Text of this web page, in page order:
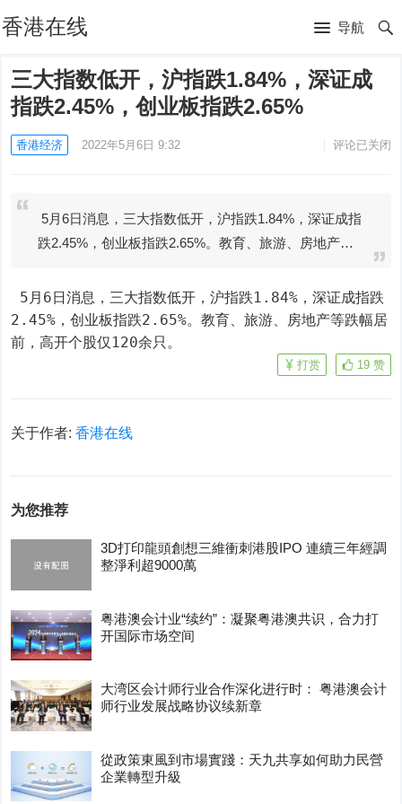
香港在线 导航
三大指数低开，沪指跌1.84%，深证成
指跌2.45%，创业板指跌2.65%
香港经济 2022年5月6日 9:32 评论已关闭
5月6日消息，三大指数低开，沪指跌1.84%，深证成指
跌2.45%，创业板指跌2.65%。教育、旅游、房地产…
5月6日消息，三大指数低开，沪指跌1.84%，深证成指跌
2.45%，创业板指跌2.65%。教育、旅游、房地产等跌幅居
前，高开个股仅120余只。
19 赞
打赏
关于作者:香港在线
为您推荐
3D打印龍頭創想三維衝刺港股IPO 連續三年經調
整淨利超9000萬
粤港澳会计业“续约”：凝聚粤港澳共识，合力打
开国际市场空间
大湾区会计师行业合作深化进行时： 粤港澳会计
师行业发展战略协议续新章
從政策東風到市場實踐：天九共享如何助力民營
企業轉型升級